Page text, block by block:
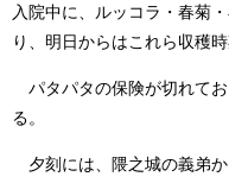
入院中に、ルッコラ・春菊
り、明日からはこれら収穫
パタパタの保険が切れて
る。
夕刻には、隈之城の義弟